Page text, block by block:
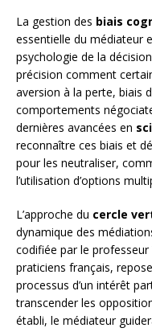
La gestion des biais
essentielle du médiateur
psychologie de la
précision comment
aversion à la perte, biais
comportements
dernières avancées en
reconnaître ces biais et
pour les neutraliser,
l’utilisation d’options
L’approche du cercle
dynamique des
codifiée par le
praticiens français,
processus d’un intérêt
transcender les
établi, le médiateur